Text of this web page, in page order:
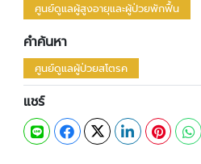
ศูนย์ดูแลผู้สูงอายุและผู้ป่วยพักฟื้น
คำค้นหา
ศูนย์ดูแลผู้ป่วยสโตรค
แชร์